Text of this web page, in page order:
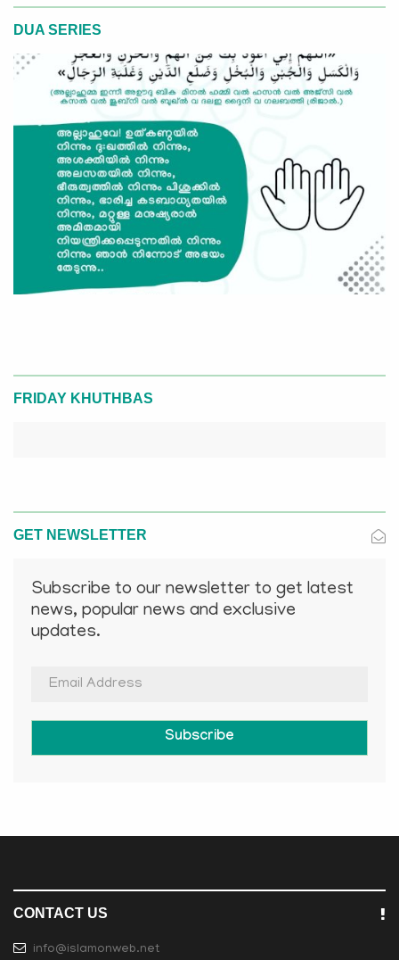
DUA SERIES
FRIDAY KHUTHBAS
GET NEWSLETTER
Subscribe to our newsletter to get latest
news, popular news and exclusive
updates.
Subscribe
CONTACT US
info@islamonweb.net